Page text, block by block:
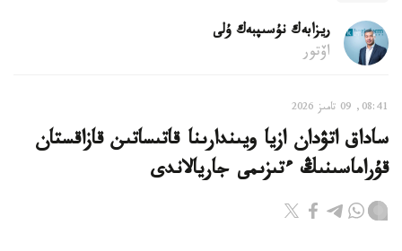
ريزابەك نۇسىپبەك ۇلى
اۆتور
08:41, 09 تامىز 2026
ساداق اتۋدان ازيا ويىندارىنا قاتىساتىن قازاقستان
قۇراماسىنىڭ ءتىزىمى جاريالاندى